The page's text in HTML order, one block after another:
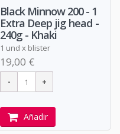
Black Minnow 200 - 1
Extra Deep jig head -
240g - Khaki
1 und x blister
19,00 €
Añadir